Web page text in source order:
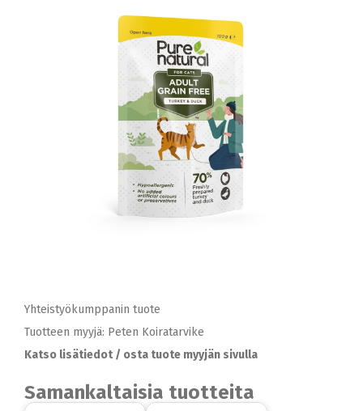
Yhteistyökumppanin tuote
Tuotteen myyjä: Peten Koiratarvike
Katso lisätiedot / osta tuote myyjän sivulla
Samankaltaisia tuotteita